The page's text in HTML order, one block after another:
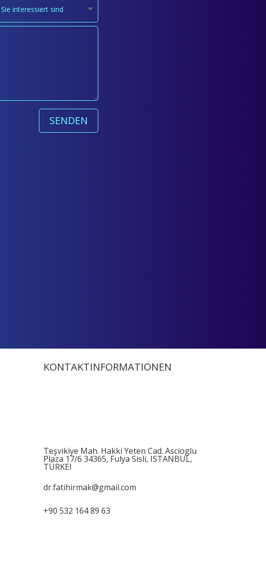
SENDEN
KONTAKTINFORMATIONEN
Teşvikiye Mah. Hakki Yeten Cad. Ascioglu
Plaza 17/6 34365, Fulya Sisli, ISTANBUL,
TÜRKEI
dr.fatihirmak@gmail.com
+90 532 164 89 63